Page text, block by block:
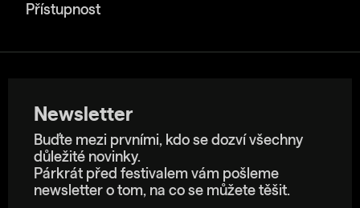
Přístupnost
Newsletter
Buďte mezi prvními, kdo se dozví všechny
důležité novinky.
Párkrát před festivalem vám pošleme
newsletter o tom, na co se můžete těšit.